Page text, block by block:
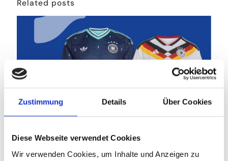
Zustimmung Details Über Cookies
Diese Webseite verwendet Cookies
Wir verwenden Cookies, um Inhalte und Anzeigen zu
Related posts